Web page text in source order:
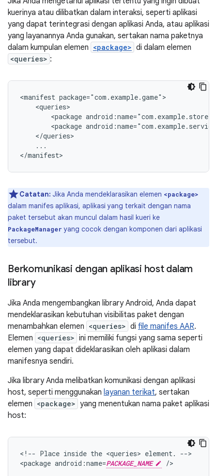
kuerinya atau dilibatkan dalam interaksi, seperti aplikasi
yang dapat terintegrasi dengan aplikasi Anda, atau aplikasi
yang layanannya Anda gunakan, sertakan nama paketnya
dalam kumpulan elemen <package> di dalam elemen
<queries> :
<manifest
<package android:name="com.example.store"
<package
...
</manifest>
Catatan: Jika Anda mendeklarasikan elemen <package>
dalam manifes aplikasi, aplikasi yang terkait dengan nama
paket tersebut akan muncul dalam hasil kueri ke
PackageManager yang cocok dengan komponen dari aplikasi
tersebut.
Berkomunikasi dengan aplikasi host dalam
library
Jika Anda mengembangkan library Android, Anda dapat
mendeklarasikan kebutuhan visibilitas paket dengan
menambahkan elemen <queries> di file manifes AAR.
Elemen <queries> ini memiliki fungsi yang sama seperti
elemen yang dapat dideklarasikan oleh aplikasi dalam
manifesnya sendiri.
Jika library Anda melibatkan komunikasi dengan aplikasi
host, seperti menggunakan layanan terikat, sertakan
elemen <package> yang menentukan nama paket aplikasi
host:
<!-- Place inside the <queries> element.
-->
<package android:name=PACKAGE_NAME />